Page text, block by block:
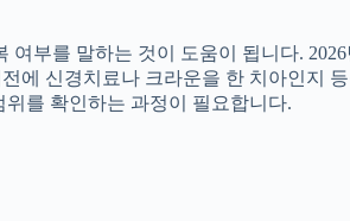
부를 말하는 것이 도움이 됩니다.
에 신경치료나 크라운을 한 치아인지
를 확인하는 과정이 필요합니다.